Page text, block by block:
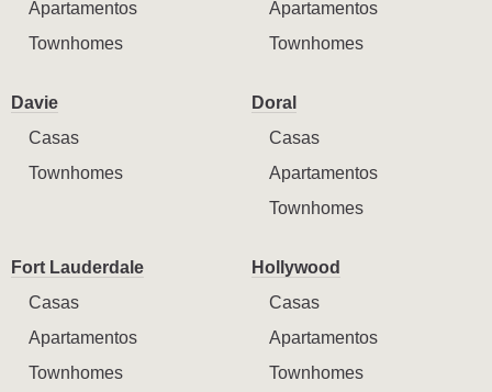
Apartamentos
Townhomes
Apartamentos
Townhomes
Davie
Casas
Townhomes
Doral
Casas
Apartamentos
Townhomes
Fort Lauderdale
Casas
Apartamentos
Townhomes
Hollywood
Casas
Apartamentos
Townhomes